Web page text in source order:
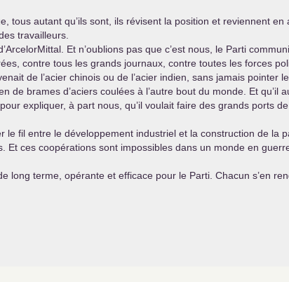
autant qu’ils sont, ils révisent la position et reviennent en
travailleurs.
Et n’oublions pas que c’est nous, le Parti
contre tous les grands journaux, contre toutes les forces
de l’acier chinois ou de l’acier indien, sans jamais pointer
brames d’aciers coulées à l’autre bout du monde. Et qu’il
expliquer, à part nous, qu’il voulait faire des grands ports
fil entre le développement industriel et la construction de la
Et ces coopérations sont impossibles dans un monde en
terme, opérante et efficace pour le Parti. Chacun s’en